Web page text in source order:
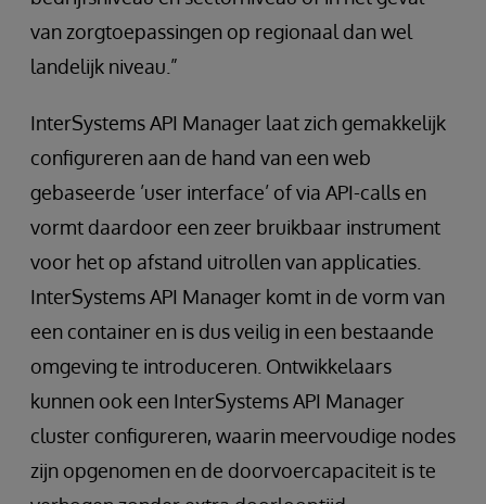
van zorgtoepassingen op regionaal dan wel
landelijk niveau.”
InterSystems API Manager laat zich gemakkelijk
configureren aan de hand van een web
gebaseerde ’user interface’ of via API-calls en
vormt daardoor een zeer bruikbaar instrument
voor het op afstand uitrollen van applicaties.
InterSystems API Manager komt in de vorm van
een container en is dus veilig in een bestaande
omgeving te introduceren. Ontwikkelaars
kunnen ook een InterSystems API Manager
cluster configureren, waarin meervoudige nodes
zijn opgenomen en de doorvoercapaciteit is te